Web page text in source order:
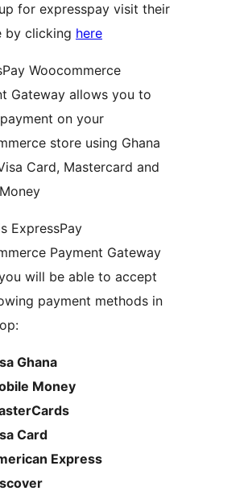
for expresspay visit their
by clicking here
Woocommerce
Gateway allows you to
on your
store using Ghana
Card, Mastercard and
ExpressPay
Payment Gateway
will be able to accept
payment methods in
Ghana
Money
Card
Express